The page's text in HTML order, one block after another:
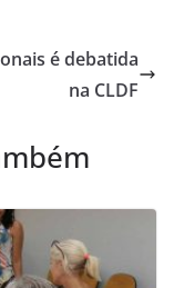
é debatida
na CLDF